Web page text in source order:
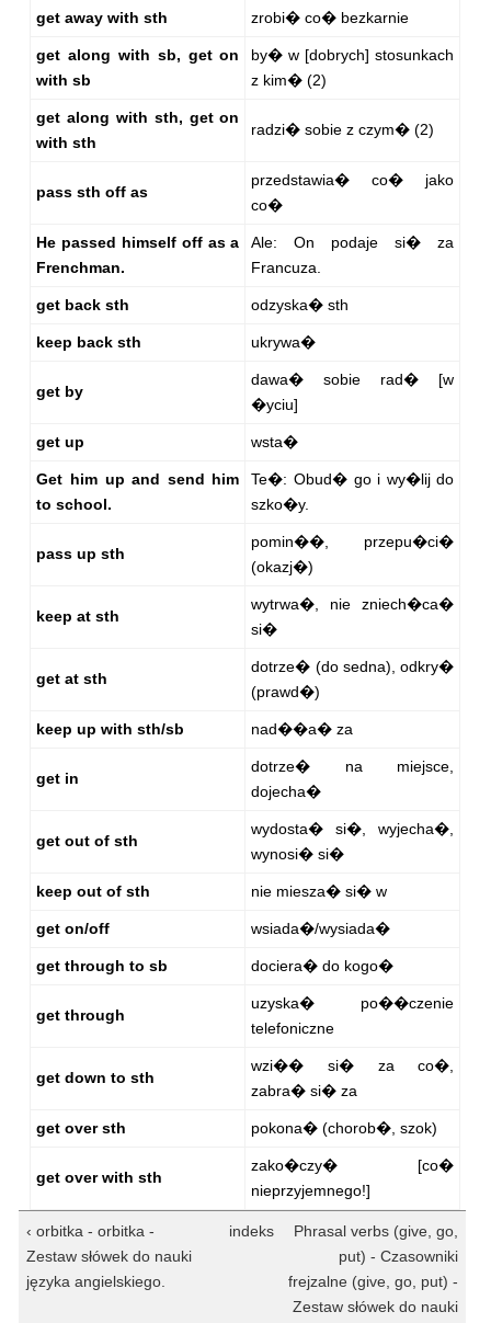
get away with sth zrobi� co� bezkarnie
get along with sb, get on
with sb
by� w [dobrych] stosunkach
z kim� (2)
get along with sth, get on
with sth
radzi� sobie z czym� (2)
pass sth off as
przedstawia� co� jako
co�
He passed himself off as a
Frenchman.
Ale: On podaje si� za
Francuza.
get back sth odzyska� sth
keep back sth ukrywa�
get by
dawa� sobie rad� [w
�yciu]
get up wsta�
Get him up and send him
to school.
Te�: Obud� go i wy�lij do
szko�y.
pass up sth
pomin��, przepu�ci�
(okazj�)
keep at sth
wytrwa�, nie zniech�ca�
si�
get at sth
dotrze� (do sedna), odkry�
(prawd�)
keep up with sth/sb nad��a� za
get in
dotrze� na miejsce,
dojecha�
get out of sth
wydosta� si�, wyjecha�,
wynosi� si�
keep out of sth nie miesza� si� w
get on/off wsiada�/wysiada�
get through to sb dociera� do kogo�
get through
uzyska� po��czenie
telefoniczne
get down to sth
wzi�� si� za co�,
zabra� si� za
get over sth pokona� (chorob�, szok)
get over with sth
zako�czy� [co�
nieprzyjemnego!]
‹ orbitka - orbitka -
Zestaw słówek do nauki
języka angielskiego.
indeks
Phrasal verbs (give, go,
put) - Czasowniki
frejzalne (give, go, put) -
Zestaw słówek do nauki